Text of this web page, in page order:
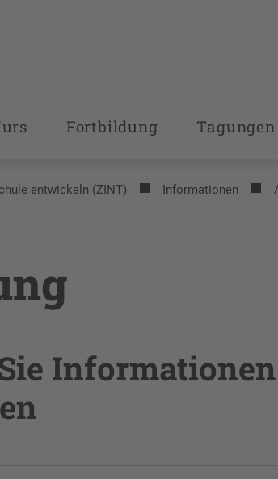
Fortbildung Tagungen
entwickeln (ZINT) Informationen